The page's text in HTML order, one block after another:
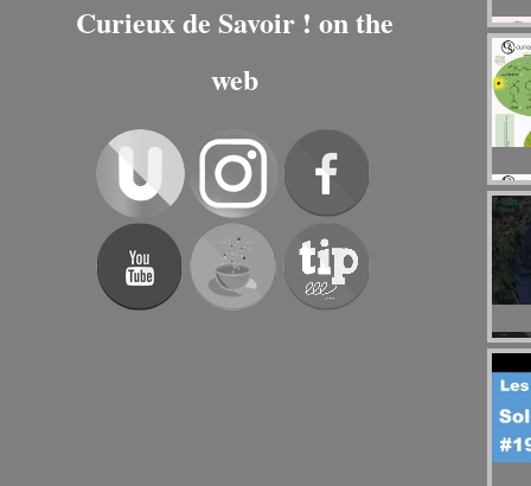
Curieux de Savoir ! on the
web